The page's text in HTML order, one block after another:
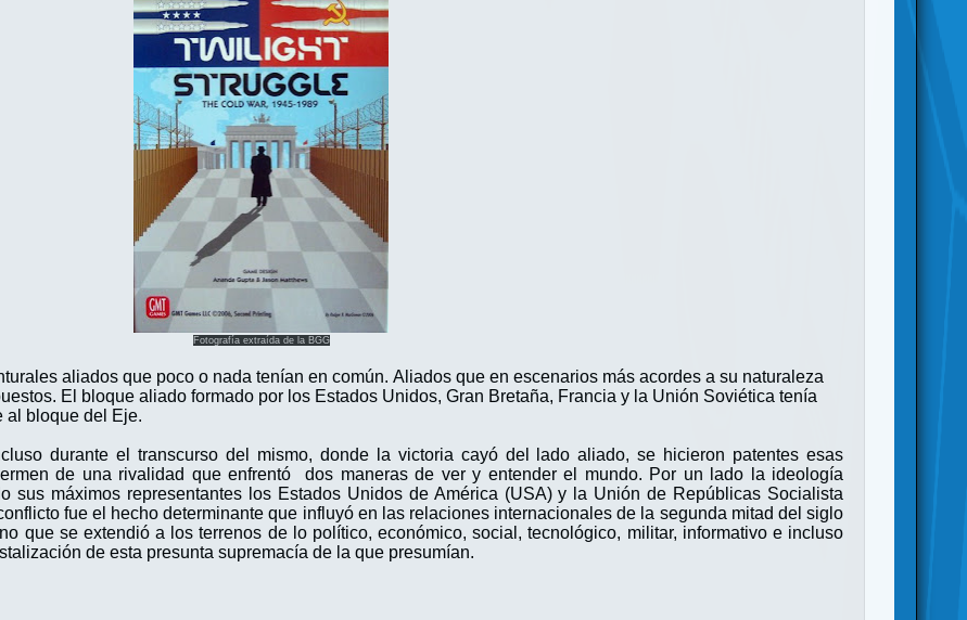
Fotografía extraída de la BGG
aliados que poco o nada tenían en común.Aliados que en escenarios más acordes a su naturaleza
El bloque aliado formado por los Estados Unidos, Gran Bretaña, Francia y la Unión Soviética tenía
al bloque del Eje.
durante el transcurso del mismo, donde la victoria cayó del lado aliado, se hicieron patentes esas
de una rivalidad que enfrentó dos maneras de ver y entender el mundo. Por un lado la ideología
sus máximos representantes los Estados Unidos de América (USA) y la Unión de Repúblicas Socialista
fue el hecho determinante que influyó en las relaciones internacionales de la segunda mitad del siglo
que se extendió a los terrenos de lo político, económico, social, tecnológico, militar, informativo e incluso
de esta presunta supremacía de la que presumían.